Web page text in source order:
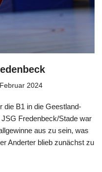
2024
die B1 in die Geestland-
Fredenbeck/Stade war
aus zu sein, was
Anderter blieb zunächst zu